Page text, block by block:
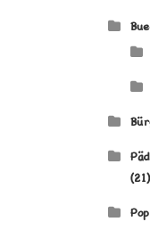
(21)